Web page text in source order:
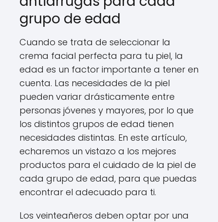
grupo de edad
Cuando se trata de seleccionar la
crema facial perfecta para tu piel, la
edad es un factor importante a tener en
cuenta. Las necesidades de la piel
pueden variar drásticamente entre
personas jóvenes y mayores, por lo que
los distintos grupos de edad tienen
necesidades distintas. En este artículo,
echaremos un vistazo a los mejores
productos para el cuidado de la piel de
cada grupo de edad, para que puedas
encontrar el adecuado para ti.
Los veinteañeros deben optar por una